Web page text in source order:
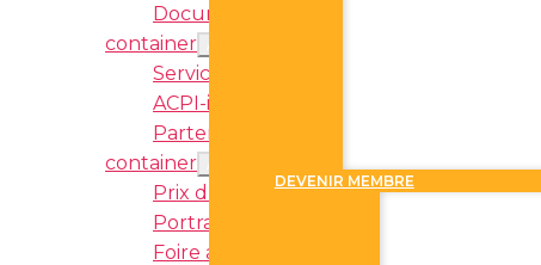
DEVENIR MEMBRE
Documents corporatifs
container
Services d’accompagnement
ACPI-ici!
Partenaires
container
Prix d’excellence en immersion française
Portrait de l’immersion française
Foire aux questions